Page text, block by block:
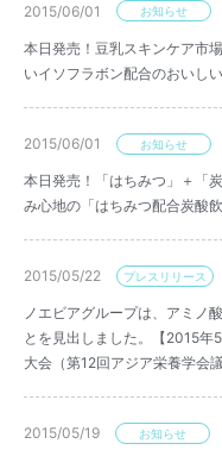
2015/06/01 お知らせ
本日発売！豆乳スキンケア市
いイソフラボン配合のおいし
2015/06/01 お知らせ
本日発売！「はちみつ」＋「
み心地の「はちみつ配合炭酸
2015/05/22 プレスリリース
ノエビアグループは、アミノ
とを見出しました。【2015年
大会（第12回アジア栄養学会
2015/05/19 お知らせ